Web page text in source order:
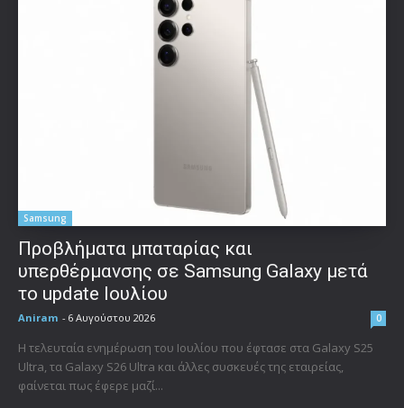
Samsung
Προβλήματα μπαταρίας και
υπερθέρμανσης σε Samsung Galaxy μετά
το update Ιουλίου
Aniram - 6 Αυγούστου 2026 0
Η τελευταία ενημέρωση του Ιουλίου που έφτασε στα Galaxy S25
Ultra, τα Galaxy S26 Ultra και άλλες συσκευές της εταιρείας,
φαίνεται πως έφερε μαζί...